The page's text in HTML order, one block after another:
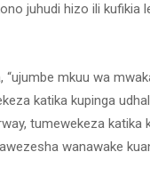
juhudi hizo ili kufikia
“ujumbe mkuu wa
katika kupinga
tumewekeza katika
wanawake